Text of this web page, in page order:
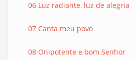
06 Luz radiante, luz de alegria
07 Canta meu povo
08 Onipotente e bom Senhor